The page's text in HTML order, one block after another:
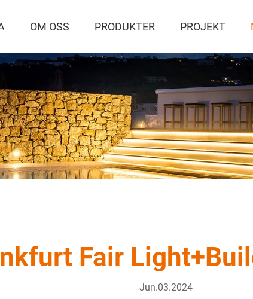
OM OSS PRODUKTER PROJEKT
Fair
Jun.03.2024